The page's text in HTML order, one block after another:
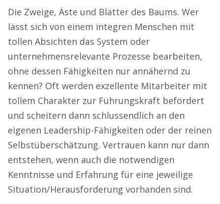
Die Zweige, Äste und Blätter des Baums. Wer
lässt sich von einem integren Menschen mit
tollen Absichten das System oder
unternehmensrelevante Prozesse bearbeiten,
ohne dessen Fähigkeiten nur annähernd zu
kennen? Oft werden exzellente Mitarbeiter mit
tollem Charakter zur Führungskraft befördert
und scheitern dann schlussendlich an den
eigenen Leadership-Fähigkeiten oder der reinen
Selbstüberschätzung. Vertrauen kann nur dann
entstehen, wenn auch die notwendigen
Kenntnisse und Erfahrung für eine jeweilige
Situation/Herausforderung vorhanden sind.